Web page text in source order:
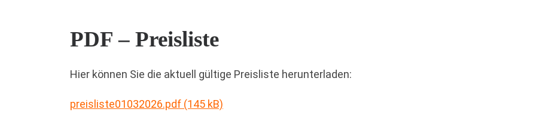
PDF – Preisliste
Hier können Sie die aktuell gültige Preisliste herunterladen:
preisliste01032026.pdf (145 kB)